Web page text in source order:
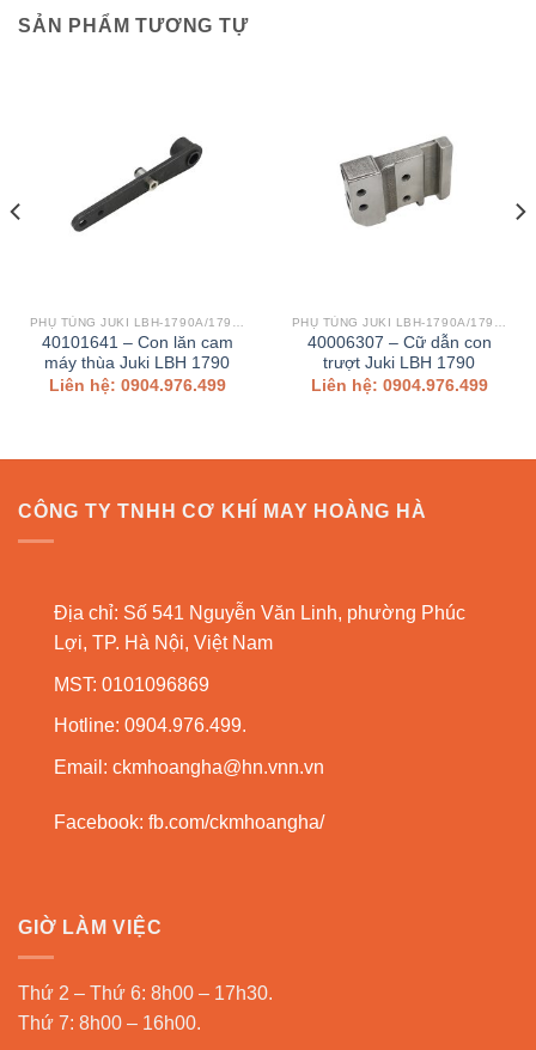
SẢN PHẨM TƯƠNG TỰ
40101641 – Con lăn cam
máy thùa Juki LBH 1790
Liên hệ: 0904.976.499
40006307 – Cữ dẫn con
trượt Juki LBH 1790
Liên hệ: 0904.976.499
CÔNG TY TNHH CƠ KHÍ MAY HOÀNG HÀ
Địa chỉ: Số 541 Nguyễn Văn Linh, phường Phúc
Lợi, TP. Hà Nội, Việt Nam
MST: 0101096869
Hotline: 0904.976.499.
Email: ckmhoangha@hn.vnn.vn
Facebook: fb.com/ckmhoangha/
GIỜ LÀM VIỆC
Thứ 2 – Thứ 6: 8h00 – 17h30.
Thứ 7: 8h00 – 16h00.